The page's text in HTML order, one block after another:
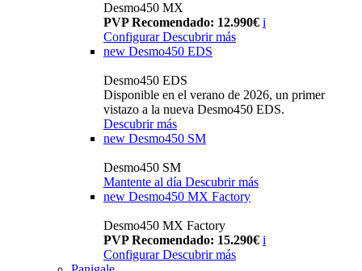
Desmo450 MX
PVP Recomendado: 12.990€ i
Configurar Descubrir más
new Desmo450 EDS
Desmo450 EDS
Disponible en el verano de 2026, un primer
vistazo a la nueva Desmo450 EDS.
Descubrir más
new Desmo450 SM
Desmo450 SM
Mantente al día Descubrir más
new Desmo450 MX Factory
Desmo450 MX Factory
PVP Recomendado: 15.290€ i
Configurar Descubrir más